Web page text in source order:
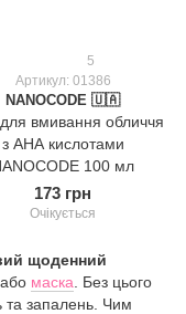
5
Артикул: 01386
NANOCODE 🇺🇦
вмивання обличчя
з АНА кислотами
100 мл
173 грн
Очікується
щоденний
маска . Без цього
та запалень. Чим